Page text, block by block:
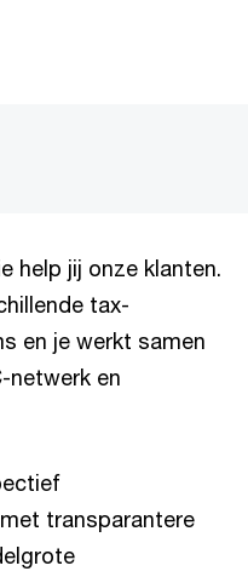
help jij onze klanten.
tax-
en je werkt samen
netwerk en
transparantere